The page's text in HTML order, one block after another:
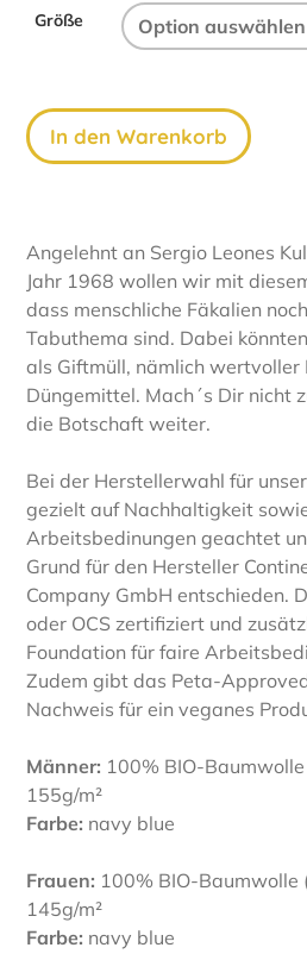
Größe
In den Warenkorb
Angelehnt an Sergio Leones
Jahr 1968 wollen wir mit
dass menschliche Fäkalien
Tabuthema sind. Dabei
als Giftmüll, nämlich wertvoller
Düngemittel. Mach´s Dir nicht
die Botschaft weiter.
Bei der Herstellerwahl für
gezielt auf Nachhaltigkeit
Arbeitsbedinungen geachtet
Grund für den Hersteller
Company GmbH entschieden.
oder OCS zertifiziert und
Foundation für faire
Zudem gibt das Peta-
Nachweis für ein veganes
Männer: 100% BIO-Baumwolle
155g/m²
Farbe: navy blue
Frauen: 100% BIO-Baumwolle
145g/m²
Farbe: navy blue